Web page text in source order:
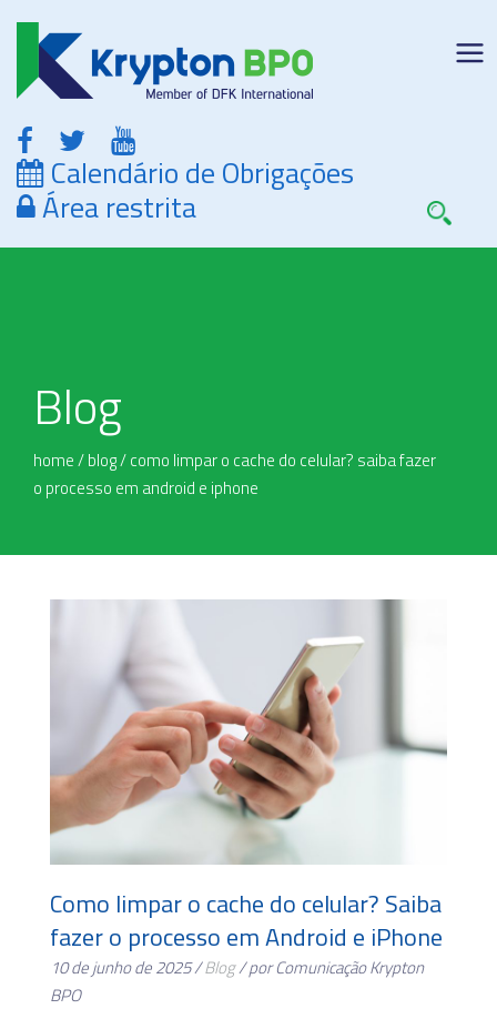
Calendário de Obrigações
Área restrita
Blog
home/blog/como limpar o cache do celular? saiba fazer
o processo em android e iphone
Como limpar o cache do celular? Saiba
fazer o processo em Android e iPhone
10 de junho de 2025 /Blog/ por Comunicação Krypton
BPO